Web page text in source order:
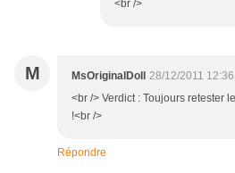
<br />
M MsOriginalDoll
28/12/2011 12:36
<br /> Verdict : Toujours retester
!<br />
Répondre